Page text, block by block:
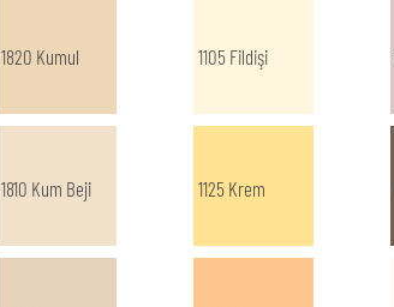
1820 Kumul 1105 Fildişi
1810 Kum Beji 1125 Krem